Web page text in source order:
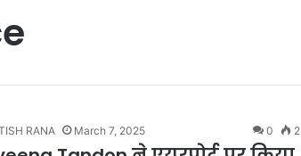
RANA March 7, 2025 0 2